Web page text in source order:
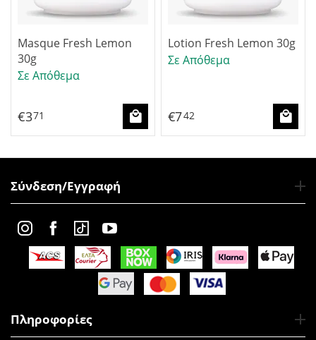
Masque Fresh Lemon
30g
Σε Απόθεμα
€371
Lotion Fresh Lemon 30g
Σε Απόθεμα
€742
Σύνδεση/Εγγραφή
Πληροφορίες